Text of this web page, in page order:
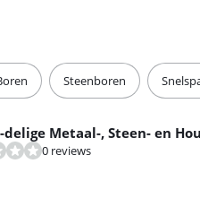
Steenboren
Metaal-, Steen- en
0 reviews